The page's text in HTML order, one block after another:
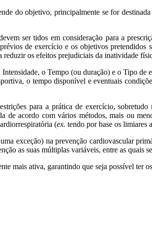
do objetivo, principalmente se for
ser tidos em consideração para a
de exercício e os objetivos pretendidos
reduzir os efeitos prejudiciais da inatividade
o Tempo (ou duração) e o Tipo de
o tempo disponível e eventuais
para a prática de exercício,
de acordo com vários métodos, mais ou
(ex. tendo por base os limiares
exceção) na prevenção cardiovascular
as suas múltiplas variáveis, entre as quais
mais ativa, garantindo que seja possível ter